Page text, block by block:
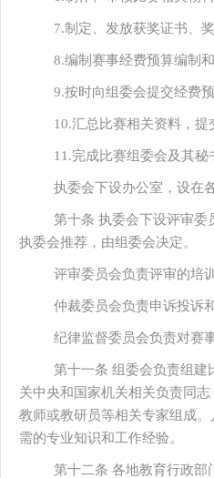
7.制定、发放获奖证书、
8.编制赛事经费预算编制
9.按时向组委会提交经费
10.汇总比赛相关资料，提
11.完成比赛组委会及其秘
执委会下设办公室，设在
第十条 执委会下设评审委
执委会推荐，由组委会决定。
评审委员会负责评审的培
仲裁委员会负责申诉投诉
纪律监督委员会负责对赛
第十一条 组委会负责组建
关中央和国家机关相关负责同
教师或教研员等相关专家组成
需的专业知识和工作经验。
第十二条 各地教育行政部